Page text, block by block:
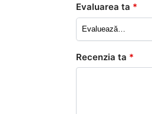
Evaluarea ta *
Recenzia ta *